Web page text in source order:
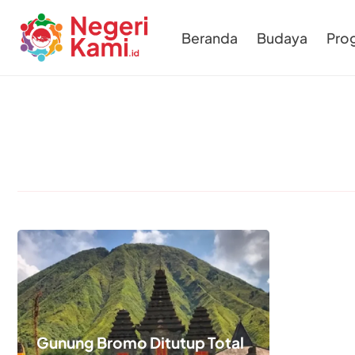
Beranda Budaya
Gunung Bromo Ditutup Total